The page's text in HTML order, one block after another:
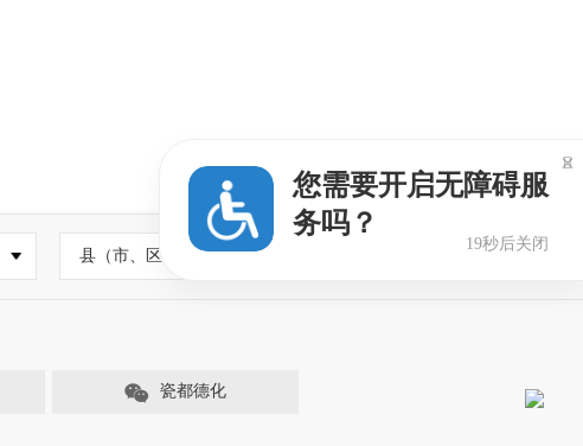
县（市、区）政府网站
瓷都德化
您需要开启无障碍服
务吗？
19秒后关闭
